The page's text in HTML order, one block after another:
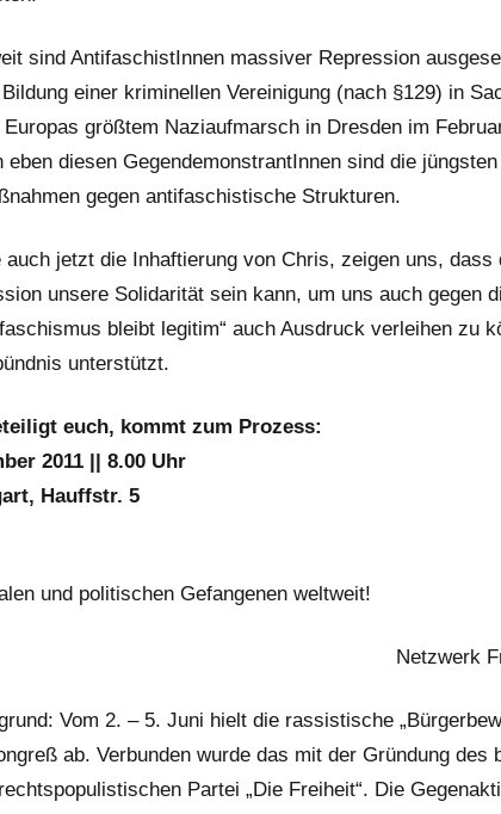
sind AntifaschistInnen massiver Repression
einer kriminellen Vereinigung (nach §129) in
größtem Naziaufmarsch in Dresden im
eben diesen GegendemonstrantInnen sind die
gegen antifaschistische Strukturen.
jetzt die Inhaftierung von Chris, zeigen uns, dass
unsere Solidarität sein kann, um uns auch gegen
bleibt legitim“ auch Ausdruck verleihen zu
unterstützt.
euch, kommt zum Prozess:
2011 || 8.00 Uhr
Hauffstr. 5
und politischen Gefangenen weltweit!
Netzwerk
Vom 2. – 5. Juni hielt die rassistische
ab. Verbunden wurde das mit der Gründung des
Partei „Die Freiheit“. Die